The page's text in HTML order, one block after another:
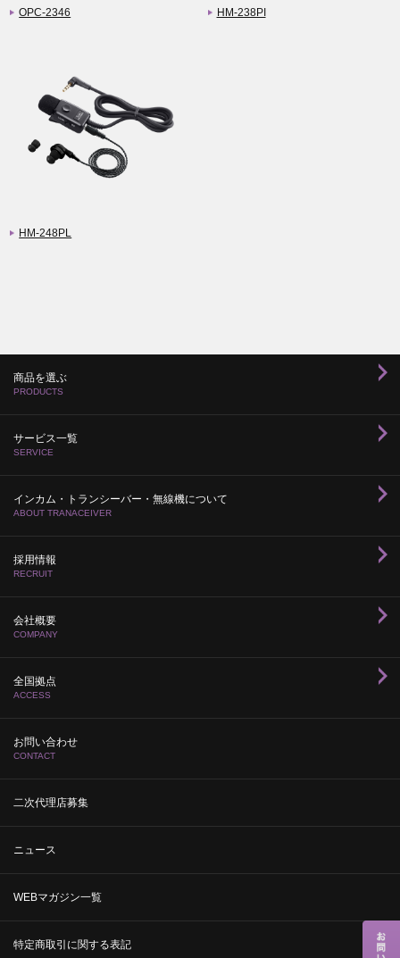
OPC-2346 HM-238PI
HM-248PL
商品を選ぶ
PRODUCTS
サービス一覧
SERVICE
インカム・トランシーバー・無線機について
ABOUT TRANACEIVER
採用情報
RECRUIT
会社概要
COMPANY
全国拠点
ACCESS
お問い合わせ
CONTACT
二次代理店募集
ニュース
WEBマガジン一覧
特定商取引に関する表記